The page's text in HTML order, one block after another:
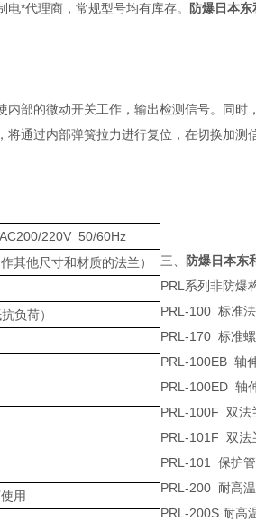
*代理商，常规型号均有库存。 防爆日本
部的微动开关工作，输出检测信号。同时
将通过内部弹簧拉力进行复位，在切换加
220V 50/60Hz
其他尺寸和材质的法兰）
负荷）
用
三、 防爆日本东
PRL系列非防爆
PRL-100 标准
PRL-170 标准
PRL-100EB 轴
PRL-100ED 轴
PRL-100F 双法
PRL-101F 双法
PRL-101 保护
PRL-200 耐高
PRL-200S 耐高